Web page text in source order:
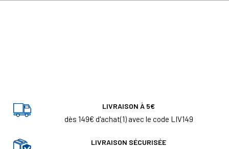
LIVRAISON À 5€
dès 149€ d'achat(1) avec le code LIV149
LIVRAISON SÉCURISÉE